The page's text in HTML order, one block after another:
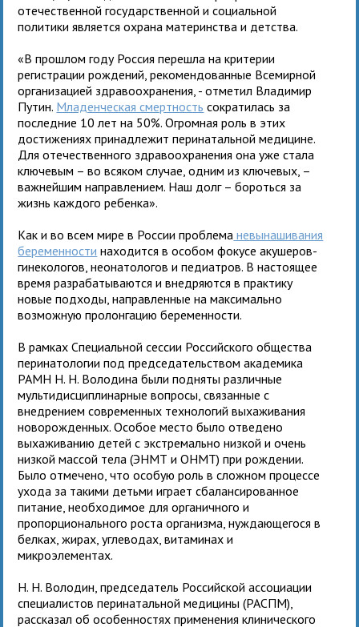
отечественной государственной и социальной
политики является охрана материнства и детства.
«В прошлом году Россия перешла на критерии
регистрации рождений, рекомендованные Всемирной
организацией здравоохранения, - отметил Владимир
Путин. Младенческая смертность сократилась за
последние 10 лет на 50%. Огромная роль в этих
достижениях принадлежит перинатальной медицине.
Для отечественного здравоохранения она уже стала
ключевым – во всяком случае, одним из ключевых, –
важнейшим направлением. Наш долг – бороться за
жизнь каждого ребенка».
Как и во всем мире в России проблема невынашивания
беременности находится в особом фокусе акушеров-
гинекологов, неонатологов и педиатров. В настоящее
время разрабатываются и внедряются в практику
новые подходы, направленные на максимально
возможную пролонгацию беременности.
В рамках Специальной сессии Российского общества
перинатологии под председательством академика
РАМН Н. Н. Володина были подняты различные
мультидисциплинарные вопросы, связанные с
внедрением современных технологий выхаживания
новорожденных. Особое место было отведено
выхаживанию детей с экстремально низкой и очень
низкой массой тела (ЭНМТ и ОНМТ) при рождении.
Было отмечено, что особую роль в сложном процессе
ухода за такими детьми играет сбалансированное
питание, необходимое для органичного и
пропорционального роста организма, нуждающегося в
белках, жирах, углеводах, витаминах и
микроэлементах.
Н. Н. Володин, председатель Российской ассоциации
специалистов перинатальной медицины (РАСПМ),
рассказал об особенностях применения клинического